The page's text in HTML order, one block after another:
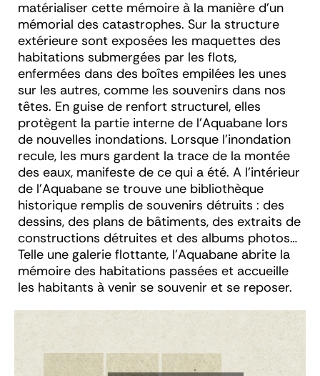
matérialiser cette mémoire à la manière d’un
mémorial des catastrophes. Sur la structure
extérieure sont exposées les maquettes des
habitations submergées par les flots,
enfermées dans des boîtes empilées les unes
sur les autres, comme les souvenirs dans nos
têtes. En guise de renfort structurel, elles
protègent la partie interne de l’Aquabane lors
de nouvelles inondations. Lorsque l'inondation
recule, les murs gardent la trace de la montée
des eaux, manifeste de ce qui a été. A l'intérieur
de l’Aquabane se trouve une bibliothèque
historique remplis de souvenirs détruits : des
dessins, des plans de bâtiments, des extraits de
constructions détruites et des albums photos…
Telle une galerie flottante, l’Aquabane abrite la
mémoire des habitations passées et accueille
les habitants à venir se souvenir et se reposer.